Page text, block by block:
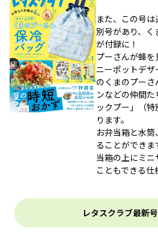
また、この号
別号があり、
が付録に！
プーさんが蜂
ニーポットデ
のくまのプー
ンなどの仲間
ックプー」（
ります。
お弁当箱と水
ることができ
当箱の上にミ
こともできる仕
レタスクラブ最新